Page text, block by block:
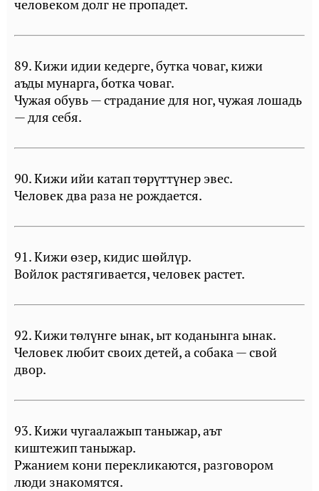
человеком долг не пропадет.
89. Кижи идии кедерге, бутка човаг, кижи
аъды мунарга, ботка човаг.
Чужая обувь — страдание для ног, чужая лошадь
— для себя.
90. Кижи ийи катап төрүттүнер эвес.
Человек два раза не рождается.
91. Кижи өзер, кидис шөйлүр.
Войлок растягивается, человек растет.
92. Кижи төлүнге ынак, ыт коданынга ынак.
Человек любит своих детей, а собака — свой
двор.
93. Кижи чугаалажып таныжар, аът
киштежип таныжар.
Ржанием кони перекликаются, разговором
люди знакомятся.